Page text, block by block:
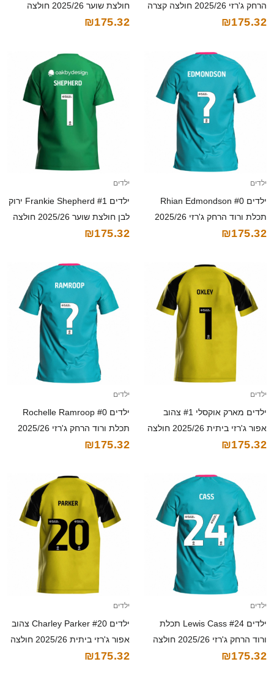
הרחק ג'רזי 2025/26 חולצה קצרה
₪175.32
חולצת שוער 2025/26 חולצה
קצרה
₪175.32
ילדים
ילדים Rhian Edmondson #0
תכלת ורוד הרחק ג'רזי 2025/26
חולצה קצרה
₪175.32
ילדים
ילדים Frankie Shepherd #1 ירוק
לבן חולצת שוער 2025/26 חולצה
קצרה
₪175.32
ילדים
ילדים מארק אוקסלי #1 צהוב
אפור ג'רזי ביתית 2025/26 חולצה
קצרה
₪175.32
ילדים
ילדים Rochelle Ramroop #0
תכלת ורוד הרחק ג'רזי 2025/26
חולצה קצרה
₪175.32
ילדים
ילדים Lewis Cass #24 תכלת
ורוד הרחק ג'רזי 2025/26 חולצה
קצרה
₪175.32
ילדים
ילדים Charley Parker #20 צהוב
אפור ג'רזי ביתית 2025/26 חולצה
קצרה
₪175.32